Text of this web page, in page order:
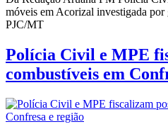
móveis em Acorizal investigada por
PJC/MT
Polícia Civil e MPE
combustíveis em